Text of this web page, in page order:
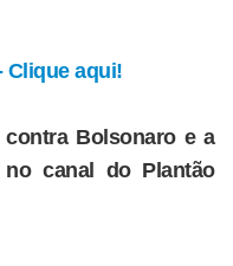
Clique aqui!
Bolsonaro e a
no canal do Plantão